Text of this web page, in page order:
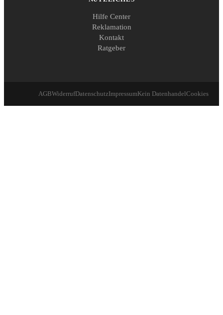
Hilfe Center
Reklamation
Kontakt
Ratgeber
AGBWiderrufDatenschutzImpressumKein DatenhandelCookies